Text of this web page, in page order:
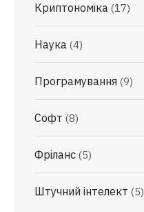
Криптономіка (17)
Наука (4)
Програмування (9)
Софт (8)
Фріланс (5)
Штучний інтелект (5)